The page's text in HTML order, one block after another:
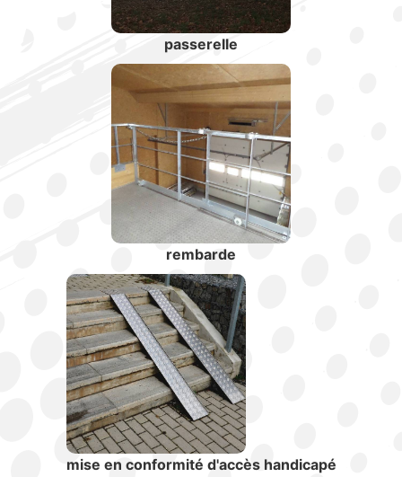
passerelle
rembarde
mise en conformité d'accès handicapé